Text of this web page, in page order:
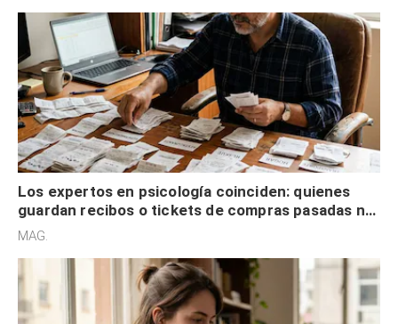
Los expertos en psicología coinciden: quienes
guardan recibos o tickets de compras pasadas no
son acumuladores, sino que tienen necesidad de
MAG.